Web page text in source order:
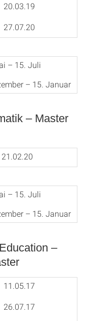
20.03.19
27.07.20
– 15. Juli
– 15. Januar
– Master
21.02.20
– 15. Juli
– 15. Januar
–
11.05.17
26.07.17